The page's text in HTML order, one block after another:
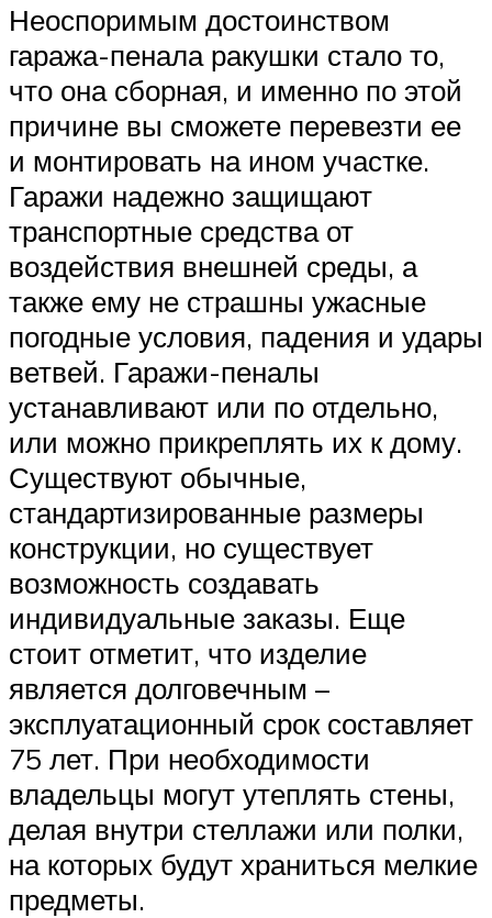
Неоспоримым достоинством
гаража-пенала ракушки стало то,
что она сборная, и именно по этой
причине вы сможете перевезти ее
и монтировать на ином участке.
Гаражи надежно защищают
транспортные средства от
воздействия внешней среды, а
также ему не страшны ужасные
погодные условия, падения и удары
ветвей. Гаражи-пеналы
устанавливают или по отдельно,
или можно прикреплять их к дому.
Существуют обычные,
стандартизированные размеры
конструкции, но существует
возможность создавать
индивидуальные заказы. Еще
стоит отметит, что изделие
является долговечным –
эксплуатационный срок составляет
75 лет. При необходимости
владельцы могут утеплять стены,
делая внутри стеллажи или полки,
на которых будут храниться мелкие
предметы.